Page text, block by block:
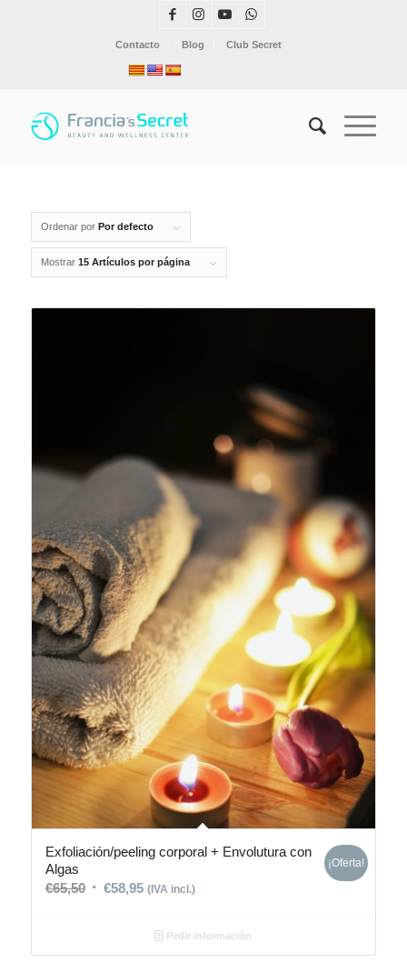
Contacto Blog Club Secret
Ordenar por Por defecto
Mostrar 15 Artículos por página
Exfoliación/peeling corporal + Envolutura con
Algas
€65,50 €58,95 (IVA incl.)
¡Oferta!
Pedir información